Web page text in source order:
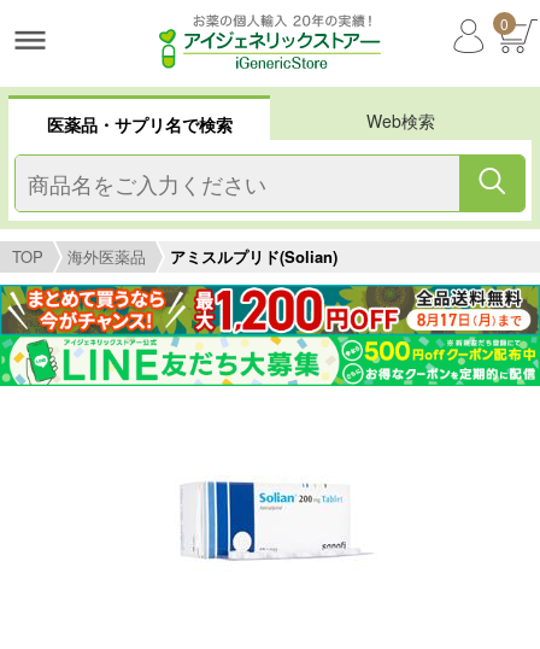
0
医薬品・サプリ名で検索 Web検索
TOP 海外医薬品 アミスルプリド(Solian)